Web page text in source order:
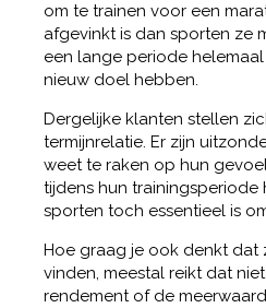
om te trainen voor een
afgevinkt is dan sporten ze
een lange periode
nieuw doel hebben.
Dergelijke klanten stellen
termijnrelatie. Er zijn
weet te raken op hun
tijdens hun trainingsperiode
sporten toch essentieel is
Hoe graag je ook denkt dat
vinden, meestal reikt dat
rendement of de